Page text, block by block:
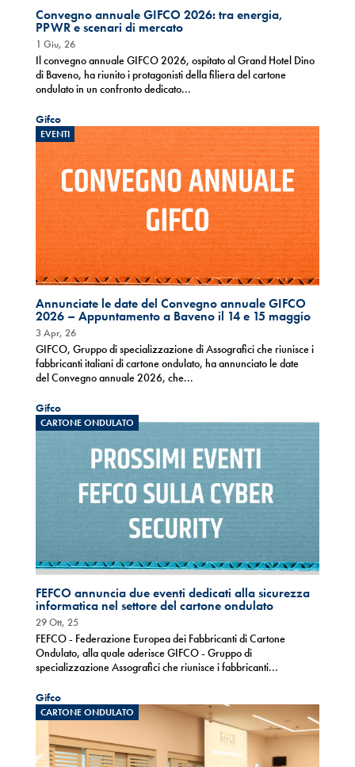
Convegno annuale GIFCO 2026: tra energia,
PPWR e scenari di mercato
1 Giu, 26
Il convegno annuale GIFCO 2026, ospitato al Grand Hotel Dino
di Baveno, ha riunito i protagonisti della filiera del cartone
ondulato in un confronto dedicato...
Gifco
EVENTI
Annunciate le date del Convegno annuale GIFCO
2026 – Appuntamento a Baveno il 14 e 15 maggio
3 Apr, 26
GIFCO, Gruppo di specializzazione di Assografici che riunisce i
fabbricanti italiani di cartone ondulato, ha annunciato le date
del Convegno annuale 2026, che...
Gifco
CARTONE ONDULATO
FEFCO annuncia due eventi dedicati alla sicurezza
informatica nel settore del cartone ondulato
29 Ott, 25
FEFCO - Federazione Europea dei Fabbricanti di Cartone
Ondulato, alla quale aderisce GIFCO - Gruppo di
specializzazione Assografici che riunisce i fabbricanti...
Gifco
CARTONE ONDULATO